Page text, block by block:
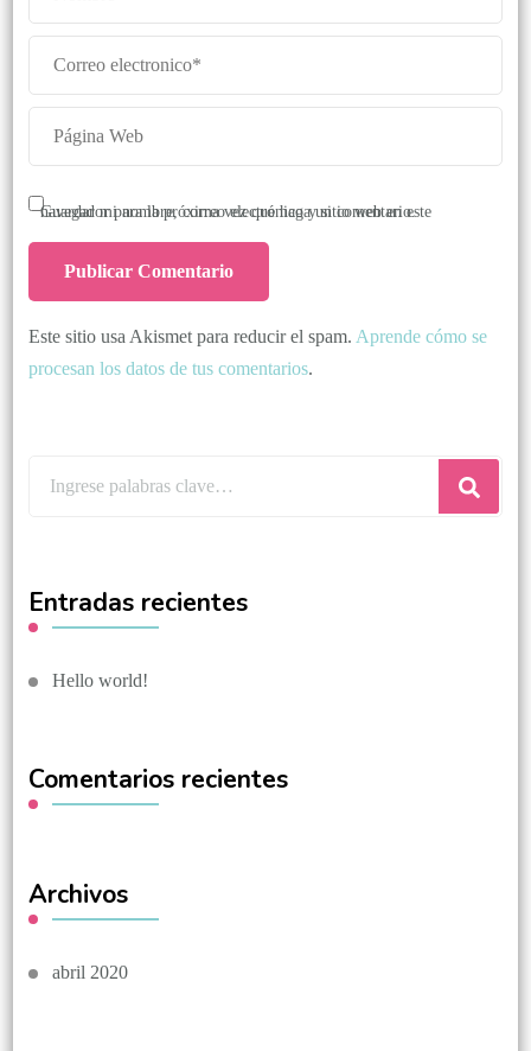
Guardar mi nombre, correo electrónico y sitio web en este navegador para la próxima vez que haga un comentario.
Este sitio usa Akismet para reducir el spam. Aprende cómo se
procesan los datos de tus comentarios.
Entradas recientes
Hello world!
Comentarios recientes
Archivos
abril 2020